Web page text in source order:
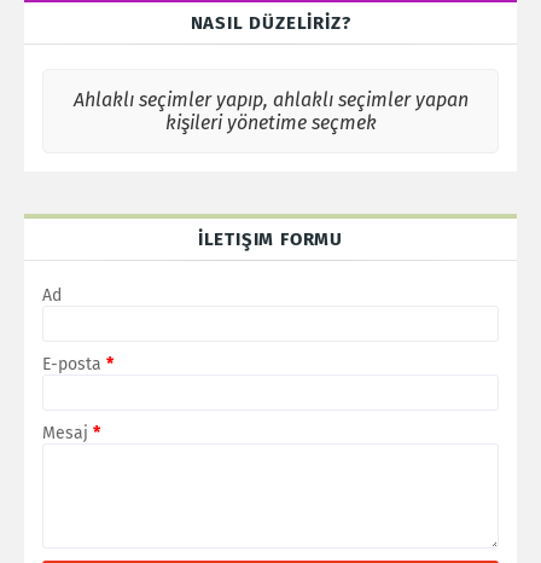
NASIL DÜZELİRİZ?
Ahlaklı seçimler yapıp, ahlaklı seçimler yapan
kişileri yönetime seçmek
İLETIŞIM FORMU
Ad
E-posta *
Mesaj *